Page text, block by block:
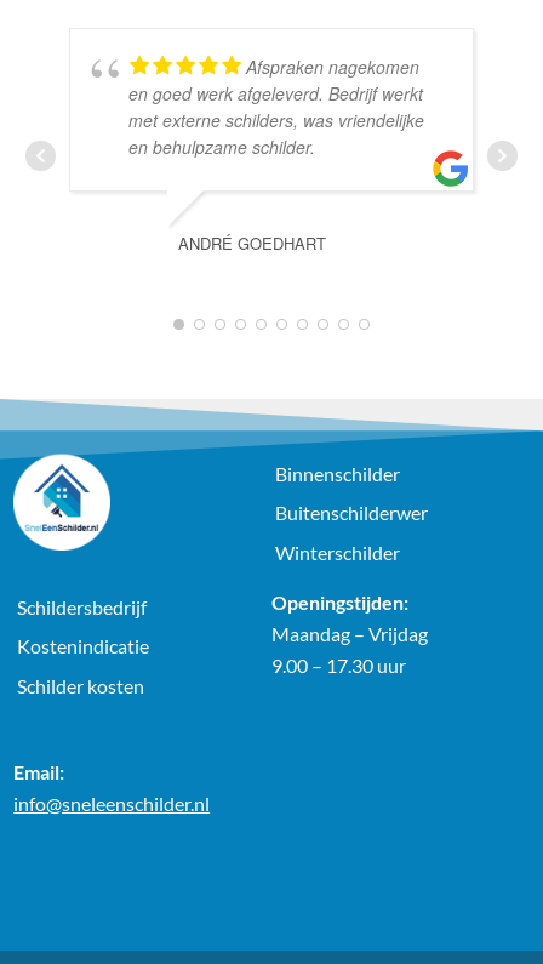
Afspraken nagekomen
en goed werk afgeleverd. Bedrijf werkt
met externe schilders, was vriendelijke
en behulpzame schilder.
ANDRÉ GOEDHART
1 2 3 4 5 6 7 8 9 10
Binnenschilder
Buitenschilderwer
Winterschilder
Schildersbedrijf
Kostenindicatie
Schilder kosten
Openingstijden:
Maandag – Vrijdag
9.00 – 17.30 uur
Email:
info@sneleenschilder.nl